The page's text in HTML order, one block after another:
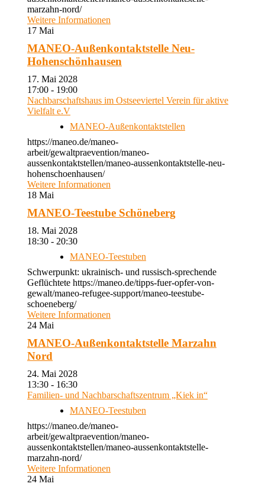
marzahn-nord/
Weitere Informationen
17 Mai
MANEO-Außenkontaktstelle Neu-
Hohenschönhausen
17. Mai 2028
17:00 - 19:00
Nachbarschaftshaus im Ostseeviertel Verein für aktive
Vielfalt e.V
MANEO-Außenkontaktstellen
https://maneo.de/maneo-
arbeit/gewaltpraevention/maneo-
aussenkontaktstellen/maneo-aussenkontaktstelle-neu-
hohenschoenhausen/
Weitere Informationen
18 Mai
MANEO-Teestube Schöneberg
18. Mai 2028
18:30 - 20:30
MANEO-Teestuben
Schwerpunkt: ukrainisch- und russisch-sprechende
Geflüchtete https://maneo.de/tipps-fuer-opfer-von-
gewalt/maneo-refugee-support/maneo-teestube-
schoeneberg/
Weitere Informationen
24 Mai
MANEO-Außenkontaktstelle Marzahn
Nord
24. Mai 2028
13:30 - 16:30
Familien- und Nachbarschaftszentrum „Kiek in“
MANEO-Teestuben
https://maneo.de/maneo-
arbeit/gewaltpraevention/maneo-
aussenkontaktstellen/maneo-aussenkontaktstelle-
marzahn-nord/
Weitere Informationen
24 Mai